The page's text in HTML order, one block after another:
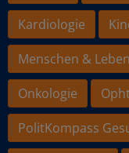
Kardiologie
Menschen & Leben
Onkologie
PolitKompass